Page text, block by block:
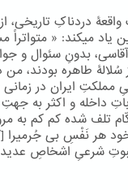
دردناکِ تاریخی،
یاد میکند: «
بدونِ سئوال و
سُلالۀ طاهره بودند،
ایران در زمانی
داخله و اکثر به
تلف شده کم کم به
هر نَفْسِ بی جُرمیرا
شرعیِ اشخاصِ